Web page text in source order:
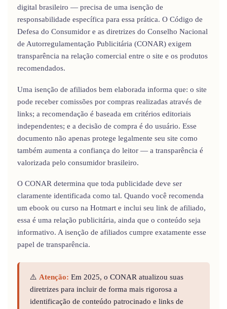
digital brasileiro — precisa de uma isenção de
responsabilidade específica para essa prática. O Código de
Defesa do Consumidor e as diretrizes do Conselho Nacional
de Autorregulamentação Publicitária (CONAR) exigem
transparência na relação comercial entre o site e os produtos
recomendados.
Uma isenção de afiliados bem elaborada informa que: o site
pode receber comissões por compras realizadas através de
links; a recomendação é baseada em critérios editoriais
independentes; e a decisão de compra é do usuário. Esse
documento não apenas protege legalmente seu site como
também aumenta a confiança do leitor — a transparência é
valorizada pelo consumidor brasileiro.
O CONAR determina que toda publicidade deve ser
claramente identificada como tal. Quando você recomenda
um ebook ou curso na Hotmart e inclui seu link de afiliado,
essa é uma relação publicitária, ainda que o conteúdo seja
informativo. A isenção de afiliados cumpre exatamente esse
papel de transparência.
⚠️ Atenção: Em 2025, o CONAR atualizou suas
diretrizes para incluir de forma mais rigorosa a
identificação de conteúdo patrocinado e links de